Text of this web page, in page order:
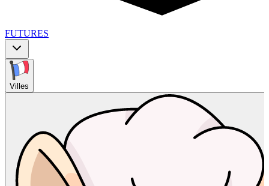
FUTURES
Villes